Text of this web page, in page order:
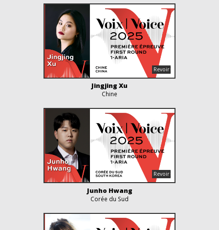
Jingjing Xu
Chine
Junho Hwang
Corée du Sud